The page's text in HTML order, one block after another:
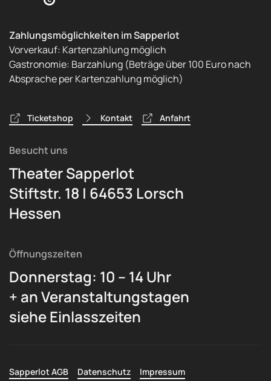
Zahlungsmöglichkeiten im Sapperlot
Vorverkauf: Kartenzahlung möglich
Gastronomie: Barzahlung (Beträge über 100 Euro nach
Absprache per Kartenzahlung möglich)
Ticketshop Kontakt Anfahrt
Besucht uns
Theater Sapperlot
Stiftstr. 18 | 64653 Lorsch
Hessen
Öffnungszeiten
Donnerstag: 10 – 14 Uhr
+ an Veranstaltungstagen
siehe Einlasszeiten
Sapperlot AGB Datenschutz Impressum